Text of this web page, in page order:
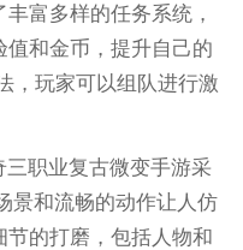
富多样的任务系统，
和金币，提升自己的
，玩家可以组队进行激
职业复古微变手游采
景和流畅的动作让人仿
的打磨，包括人物和